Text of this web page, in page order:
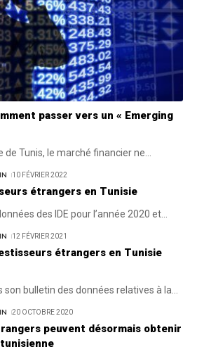
passer vers un « Emerging
de Tunis, le marché financier ne
10 FÉVRIER 2022
étrangers en Tunisie
des IDE pour l’année 2020 et
12 FÉVRIER 2021
étrangers en Tunisie
son bulletin des données relatives à la
20 OCTOBRE 2020
peuvent désormais obtenir